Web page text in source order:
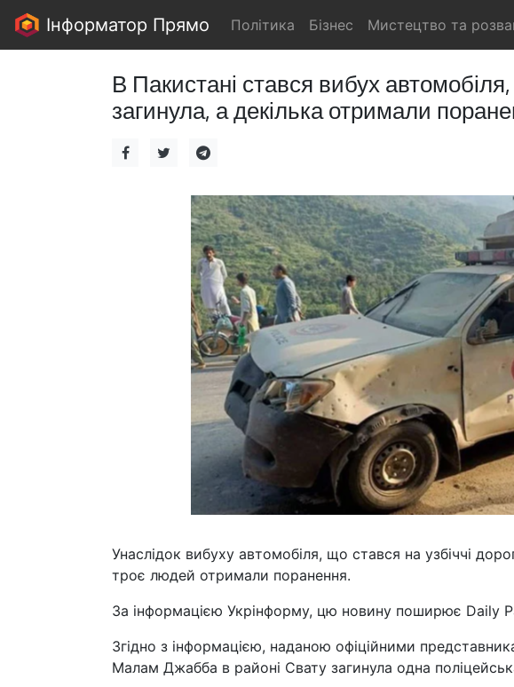
Інформатор Прямо Політика Бізнес Мистецтво та
В Пакистані стався вибух
загинула, а декілька отримали
Унаслідок вибуху автомобіля, що стався на узбіччі
троє людей отримали поранення.
За інформацією Укрінформу, цю новину поширює Daily
Згідно з інформацією, наданою офіційними
Малам Джабба в районі Свату загинула одна